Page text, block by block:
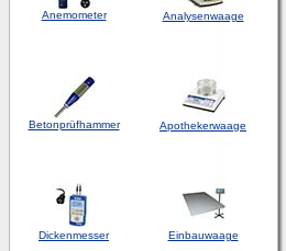
Anemometer Analysenwaage
Betonprüfhammer Apothekerwaage
Dickenmesser Einbauwaage